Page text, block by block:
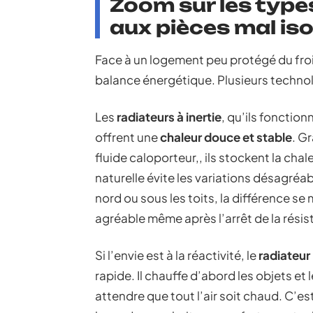
Zoom sur les
aux pièces mal
Face à un logement peu protégé du
balance énergétique. Plusieurs
Les radiateurs à inertie, qu’ils
offrent unechaleur douce et stable.
fluide caloporteur,, ils stockent la
naturelle évite les variations
nord ou sous les toits, la différence
agréable même après l’arrêt de la
Si l’envie est à la réactivité, le
rapide. Il chauffe d’abord les objets et
attendre que tout l’air soit chaud.